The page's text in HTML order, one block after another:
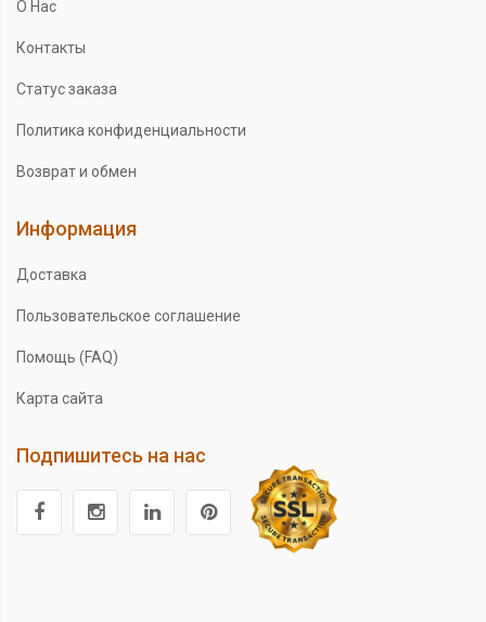
О Нас
Контакты
Статус заказа
Политика конфиденциальности
Возврат и обмен
Информация
Доставка
Пользовательское соглашение
Помощь (FAQ)
Карта сайта
Подпишитесь на нас